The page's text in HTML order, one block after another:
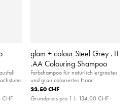
glam + colour Steel Grey .11
.AA Colouring Shampoo
Farbshampoo für natürlich ergrautes
und grau coloriertes Haar.
33.50 CHF
Grundpreis pro 1 l: 134.00 CHF